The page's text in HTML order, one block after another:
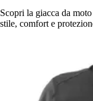
Scopri la giacca da
stile, comfort e